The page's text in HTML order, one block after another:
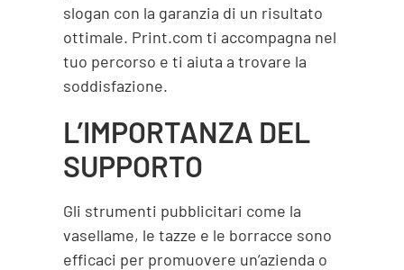
slogan con la garanzia di un risultato
ottimale. Print.com ti accompagna nel
tuo percorso e ti aiuta a trovare la
soddisfazione.
L’IMPORTANZA DEL
SUPPORTO
Gli strumenti pubblicitari come la
vasellame, le tazze e le borracce sono
efficaci per promuovere un’azienda o